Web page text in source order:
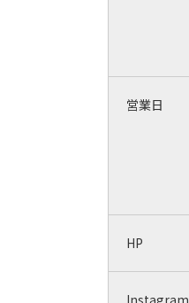
営業日
HP
Instagram